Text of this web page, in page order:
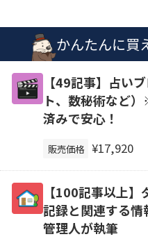
かんたんに買
【49記事】占い
ト、数秘術など
済みで安心！
販売価格 ¥17,920
【100記事以上
記録と関連する情
管理人が執筆